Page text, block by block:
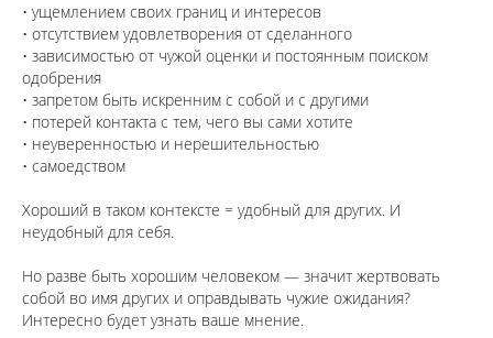
• ущемлением своих границ и интересов
• отсутствием удовлетворения от сделанного
• зависимостью от чужой оценки и постоянным поиском
одобрения
• запретом быть искренним с собой и с другими
• потерей контакта с тем, чего вы сами хотите
• неуверенностью и нерешительностью
• самоедством
Хороший в таком контексте = удобный для других. И
неудобный для себя.
Но разве быть хорошим человеком — значит жертвовать
собой во имя других и оправдывать чужие ожидания?
Интересно будет узнать ваше мнение.